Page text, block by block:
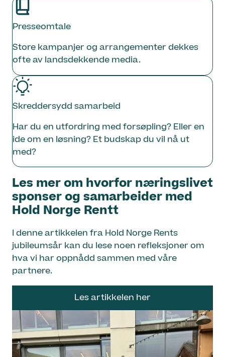
Presseomtale
Store kampanjer og arrangementer dekkes
ofte av landsdekkende media.
Skreddersydd samarbeid
Har du en utfordring med forsøpling? Eller en
ide om en løsning? Et budskap du vil nå ut
med?
Les mer om hvorfor næringslivet
sponser og samarbeider med
Hold Norge Rentt
I denne artikkelen fra Hold Norge Rents
jubileumsår kan du lese noen refleksjoner om
hva vi har oppnådd sammen med våre
partnere.
Les artikkelen her